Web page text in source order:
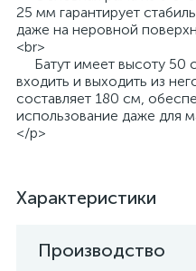
25 мм гарантирует
даже на неровной
<br>
Батут имеет высоту 50
входить и выходить из
составляет 180 см,
использование даже для
</p>
Характеристики
Производство